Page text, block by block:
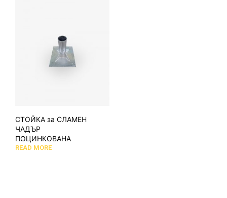
СТОЙКА за СЛАМЕН
ЧАДЪР
ПОЦИНКОВАНА
READ MORE